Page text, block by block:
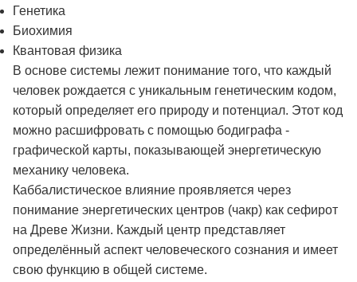
Генетика
Биохимия
Квантовая физика
В основе системы лежит понимание того, что каждый
человек рождается с уникальным генетическим кодом,
который определяет его природу и потенциал. Этот код
можно расшифровать с помощью бодиграфа -
графической карты, показывающей энергетическую
механику человека.
Каббалистическое влияние проявляется через
понимание энергетических центров (чакр) как сефирот
на Древе Жизни. Каждый центр представляет
определённый аспект человеческого сознания и имеет
свою функцию в общей системе.